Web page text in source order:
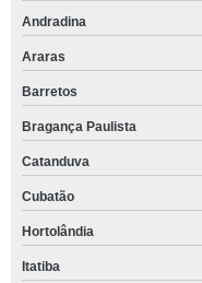
Andradina
Araras
Barretos
Bragança Paulista
Catanduva
Cubatão
Hortolândia
Itatiba